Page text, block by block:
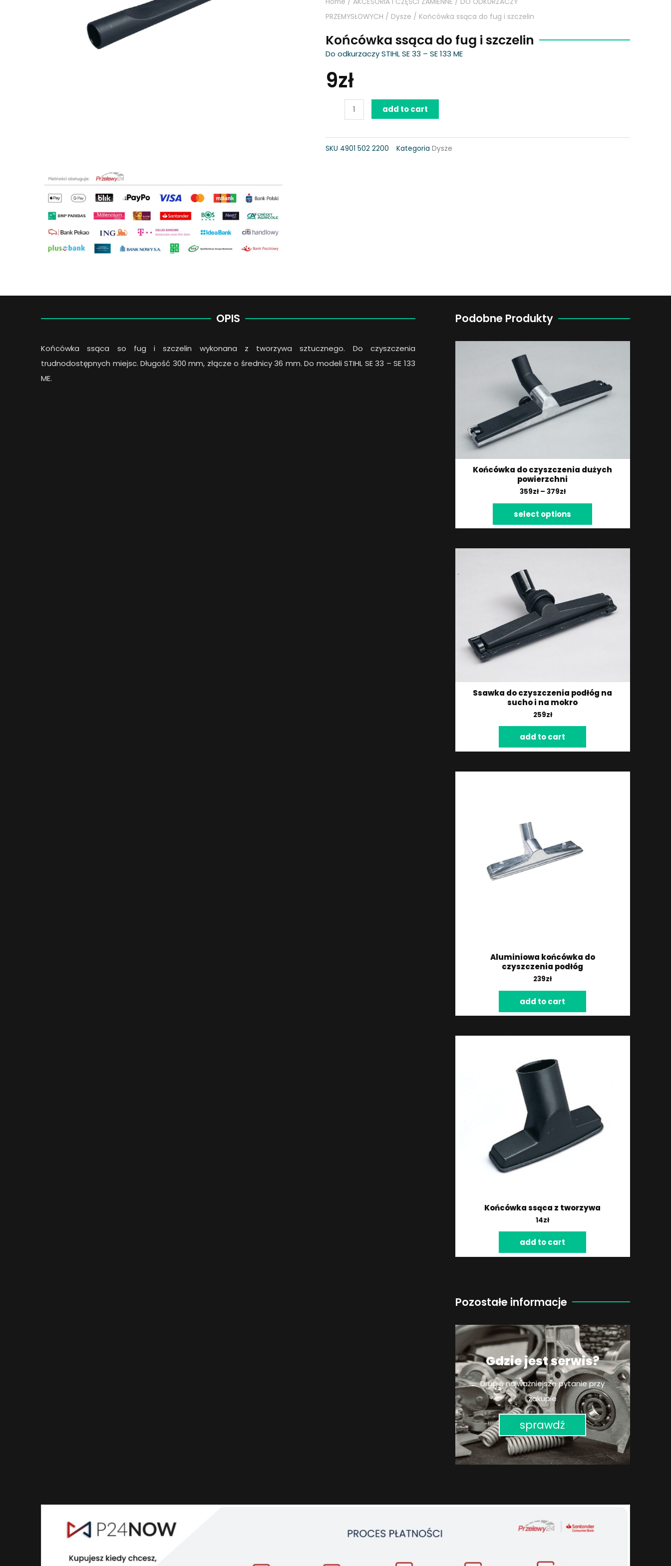
PRZEMYSŁOWYCH / Dysze / Końcówka ssąca do fug i szczelin
Końcówka ssąca do fug i szczelin
Do odkurzaczy STIHL SE 33 – SE 133 ME
9zł
Końcówka
ssąca
do
fug
add to cart
SKU 4901 502 2200 Kategoria Dysze
OPIS
Końcówka ssąca so fug i szczelin wykonana z tworzywa sztucznego. Do czyszczenia
trudnodostępnych miejsc. Długość 300 mm, złącze o średnicy 36 mm. Do modeli STIHL SE 33 – SE 133
ME.
Podobne Produkty
Końcówka do czyszczenia dużych
powierzchni
359zł– 379zł
select options
Ssawka do czyszczenia podłóg na
sucho i na mokro
259zł
add to cart
Aluminiowa końcówka do
czyszczenia podłóg
239zł
add to cart
Końcówka ssąca z tworzywa
14zł
add to cart
Pozostałe informacje
Gdzie jest serwis?
Drugie najważniejsze pytanie przy
zakupie
sprawdź